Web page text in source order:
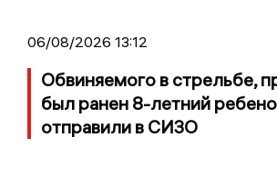
06/08/2026 13:12
Обвиняемого в стрельбе,
был ранен 8-летний
отправили в СИЗО